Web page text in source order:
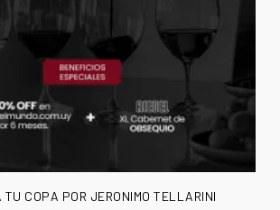
AÑADIR AL CARRITO
COPA POR JERONIMO TELLARINI